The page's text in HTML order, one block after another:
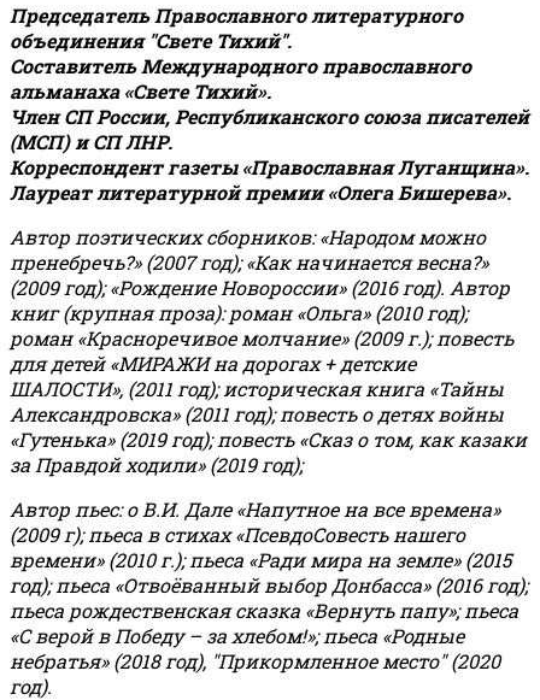
Председатель Православного литературного
объединения "Свете Тихий".
Составитель Международного православного
альманаха «Свете Тихий».
Член СП России, Республиканского союза писателей
(МСП) и СП ЛНР.
Корреспондент газеты «Православная Луганщина».
Лауреат литературной премии «Олега Бишерева».
Автор поэтических сборников: «Народом можно
пренебречь?» (2007 год); «Как начинается весна?»
(2009 год); «Рождение Новороссии» (2016 год). Автор
книг (крупная проза): роман «Ольга» (2010 год);
роман «Красноречивое молчание» (2009 г.); повесть
для детей «МИРАЖИ на дорогах + детские
ШАЛОСТИ», (2011 год); историческая книга «Тайны
Александровска» (2011 год); повесть о детях войны
«Гутенька» (2019 год); повесть «Сказ о том, как казаки
за Правдой ходили» (2019 год);
Автор пьес: о В.И. Дале «Напутное на все времена»
(2009 г); пьеса в стихах «ПсевдоСовесть нашего
времени» (2010 г.); пьеса «Ради мира на земле» (2015
год); пьеса «Отвоёванный выбор Донбасса» (2016 год);
пьеса рождественская сказка «Вернуть папу»; пьеса
«С верой в Победу – за хлебом!»;пьеса «Родные
небратья» (2018 год), "Прикормленное место" (2020
год).